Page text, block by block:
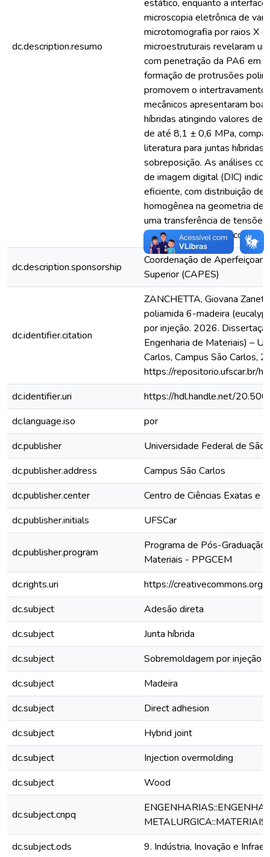
dc.description.resumo
estático, enquanto a
microscopia eletrônica de
microtomografia por raios X
microestruturais revelaram
com penetração da PA6 em
formação de protrusões
promovem o intertravamento
mecânicos apresentaram
híbridas atingindo valores de
de até 8,1 ± 0,6 MPa,
literatura para juntas híbridas
sobreposição. As análises
de imagem digital (DIC)
eficiente, com distribuição de
homogênea na geometria de
uma transferência de
carregamento mecânico.
dc.description.sponsorship
Coordenação de
Superior (CAPES)
dc.identifier.citation
ZANCHETTA, Giovana
poliamida 6-madeira
por injeção. 2026.
Engenharia de Materiais) –
Carlos, Campus São Carlos,
https://repositorio.ufscar.br/
dc.identifier.uri
https://hdl.handle.net/
dc.language.iso
por
dc.publisher
Universidade Federal de São
dc.publisher.address
Campus São Carlos
dc.publisher.center
Centro de Ciências Exatas e
dc.publisher.initials
UFSCar
dc.publisher.program
Programa de Pós-Graduação
Materiais - PPGCEM
dc.rights.uri
https://
dc.subject
Adesão direta
dc.subject
Junta híbrida
dc.subject
Sobremoldagem por injeção
dc.subject
Madeira
dc.subject
Direct adhesion
dc.subject
Hybrid joint
dc.subject
Injection overmolding
dc.subject
Wood
dc.subject.cnpq
dc.subject.ods
9. Indústria, Inovação e